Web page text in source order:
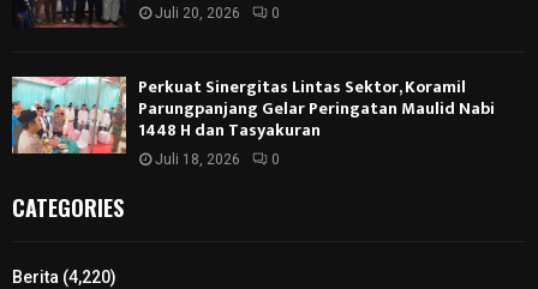
Juli 20, 2026 0
Perkuat Sinergitas Lintas Sektor, Koramil
Parungpanjang Gelar Peringatan Maulid Nabi
1448 H dan Tasyakuran
Juli 18, 2026 0
CATEGORIES
Berita (4,220)